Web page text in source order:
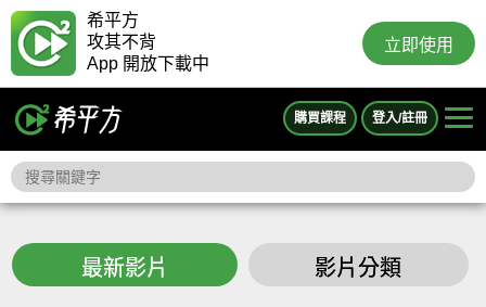
希平方
攻其不背
App 開放下載中
立即使用
購買課程 登入/註冊
最新影片 影片分類